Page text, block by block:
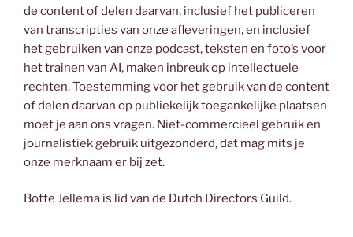
de content of delen daarvan, inclusief het publiceren
van transcripties van onze afleveringen, en inclusief
het gebruiken van onze podcast, teksten en foto’s voor
het trainen van AI, maken inbreuk op intellectuele
rechten. Toestemming voor het gebruik van de content
of delen daarvan op publiekelijk toegankelijke plaatsen
moet je aan ons vragen. Niet-commercieel gebruik en
journalistiek gebruik uitgezonderd, dat mag mits je
onze merknaam er bij zet.
Botte Jellema is lid van de Dutch Directors Guild.